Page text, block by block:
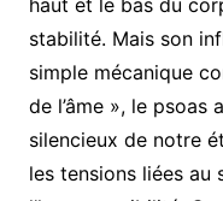
stabilité. Mais son
simple mécanique
de l’âme », le psoas
silencieux de notre
les tensions liées au